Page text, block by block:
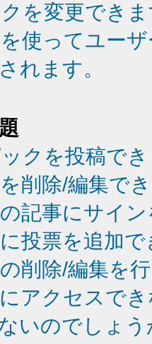
を変更でき
使ってユー
れます。
クを投稿で
削除/編集で
記事にサイ
投票を追加
削除/編集を
アクセスで
いのでしょう